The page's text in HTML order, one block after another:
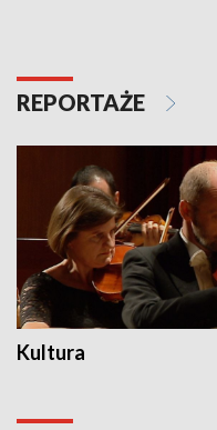
REPORTAŻE
Kultura